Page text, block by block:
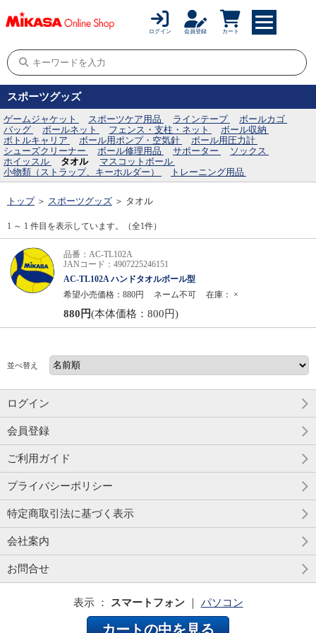
ログイン 会員登録 カート
スポーツグッズ
ゲームジャケット スポーツケア用品 ラインテープ
ボールカゴ
バッグ
ボールネット フェンス・支柱・ネット
ボール収納
ボトルキャリア
ボール用ポンプ・空気針
ボール用圧力計
シューズクリーナー
ボール修理用品 サポーター
ソックス
ホイッスル
タオル
マスコットボール
小物類（ストラップ、キーホルダー）
トレーニング用品
トップ ＞ スポーツグッズ ＞ タオル
1 ～ 1 件目を表示しています。（全1件）
品番：AC-TL102A
JANコード：4907225246151
AC-TL102A ハンドタオルボール型
希望小売価格：880円
ネーム不可 在庫： ×
880円(本体価格：800円)
並べ替え
ログイン
会員登録
ご利用ガイド
プライバシーポリシー
特定商取引法に基づく表示
会社案内
お問合せ
表示 ： スマートフォン｜ パソコン
カートの中を見る